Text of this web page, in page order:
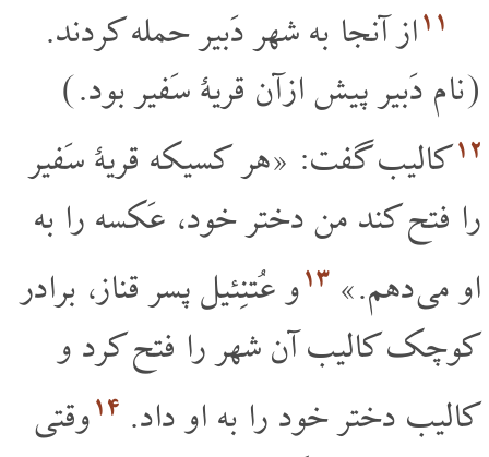
۱۱از آنجا به شهر دَبیر حمله کردند.
(نام دَبیر پیش از آن قریۀ سَفیر بود.)
۱۲کالیب گفت: «هر کسیکه قریۀ سَفیر
را فتح کند من دختر خود، عَکسه را به
او می دهم.» ۱۳و عُتنِئیل پسر قناز، برادر
کوچک کالیب آن شهر را فتح کرد و
کالیب دختر خود را به او داد. ۱۴وقتی